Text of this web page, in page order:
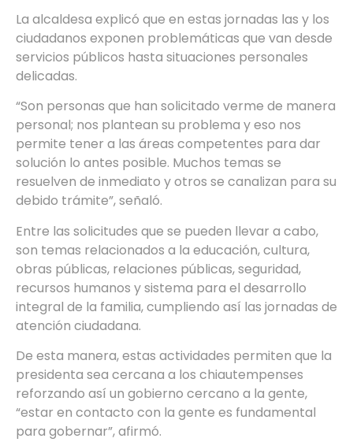
La alcaldesa explicó que en estas jornadas las y los
ciudadanos exponen problemáticas que van desde
servicios públicos hasta situaciones personales
delicadas.
“Son personas que han solicitado verme de manera
personal; nos plantean su problema y eso nos
permite tener a las áreas competentes para dar
solución lo antes posible. Muchos temas se
resuelven de inmediato y otros se canalizan para su
debido trámite”, señaló.
Entre las solicitudes que se pueden llevar a cabo,
son temas relacionados a la educación, cultura,
obras públicas, relaciones públicas, seguridad,
recursos humanos y sistema para el desarrollo
integral de la familia, cumpliendo así las jornadas de
atención ciudadana.
De esta manera, estas actividades permiten que la
presidenta sea cercana a los chiautempenses
reforzando así un gobierno cercano a la gente,
“estar en contacto con la gente es fundamental
para gobernar”, afirmó.